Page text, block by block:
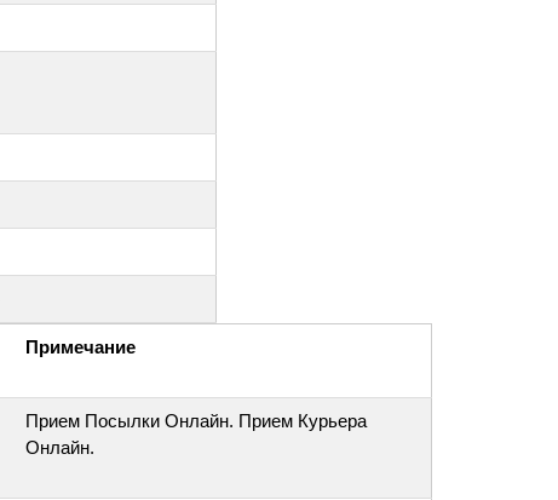
Примечание
Прием Посылки Онлайн. Прием Курьера
Онлайн.